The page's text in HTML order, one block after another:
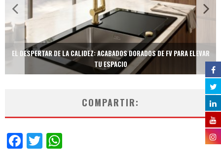
EL DESPERTAR DE LA CALIDEZ: ACABADOS DORADOS DE FV PARA ELEVAR
TU ESPACIO
COMPARTIR:
Facebook
Twitter